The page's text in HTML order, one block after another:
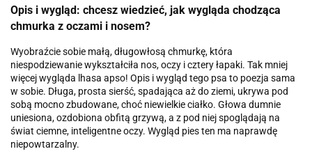
Opis i wygląd: chcesz wiedzieć, jak wygląda chodząca
chmurka z oczami i nosem?
Wyobraźcie sobie małą, długowłosą chmurkę, która
niespodziewanie wykształciła nos, oczy i cztery łapaki. Tak mniej
więcej wygląda lhasa apso! Opis i wygląd tego psa to poezja sama
w sobie. Długa, prosta sierść, spadająca aż do ziemi, ukrywa pod
sobą mocno zbudowane, choć niewielkie ciałko. Głowa dumnie
uniesiona, ozdobiona obfitą grzywą, a z pod niej spoglądają na
świat ciemne, inteligentne oczy. Wygląd pies ten ma naprawdę
niepowtarzalny.